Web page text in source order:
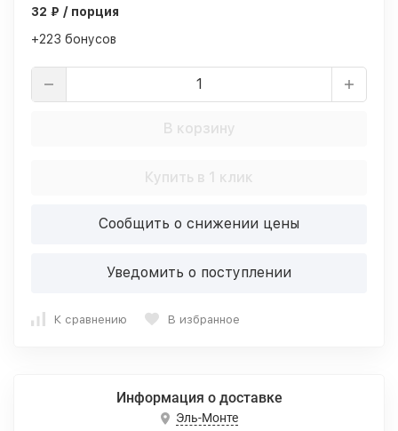
32 ₽ / порция
+223 бонусов
В корзину
Купить в 1 клик
Сообщить о снижении цены
Уведомить о поступлении
К сравнению В избранное
Информация о доставке
Эль-Монте